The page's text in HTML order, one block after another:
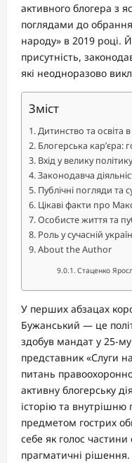
активного блогера з
поглядами до обрання
народу» в 2019 році.
присутність,
які неодноразово
Зміст
Дитинство та освіта
Блогерська кар’єра:
Вхід у велику
Законодавча
Публічні погляди та
Цікаві факти про
Особисте життя та
Роль у сучасній
About the Author
Стаценко
У перших абзацах
Бужанський — це
здобув мандат у 25-
представник «Слуги
питань
активну блогерську
історію та внутрішню
предметом гострих
себе як голос частини
прагматичні рішення.